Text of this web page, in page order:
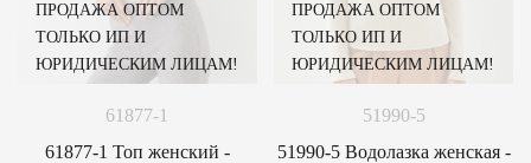
ПРОДАЖА ОПТОМ
ТОЛЬКО ИП И
ЮРИДИЧЕСКИМ ЛИЦАМ!
61877-1
61877-1 Топ женский -
ПРОДАЖА ОПТОМ
ТОЛЬКО ИП И
ЮРИДИЧЕСКИМ ЛИЦАМ!
51990-5
51990-5 Водолазка женская -